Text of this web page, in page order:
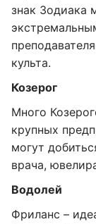
знак Зодиака
культа.
Козерог
Много
крупных
могут
врача,
Водолей
Фриланс –